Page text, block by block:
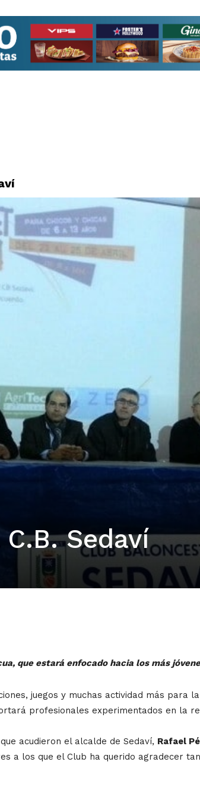
Sedaví
que estará enfocado hacia los más
juegos y muchas actividad más para
profesionales experimentados en la
acudieron el alcalde de Sedaví, Rafael
a los que el Club ha querido agradecer